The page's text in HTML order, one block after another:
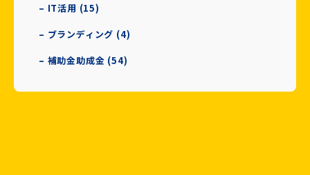
– IT活用 (15)
– ブランディング (4)
– 補助金助成金 (54)